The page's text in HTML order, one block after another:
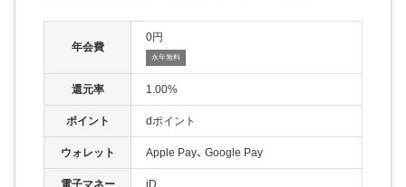
年会費
0
永年無料
還元率 1.00%
ポイント dポイント
ウォレット Apple Pay Google Pay
電子マネー iD